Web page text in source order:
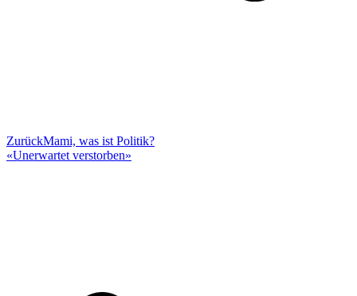
ZurückMami, was ist Politik?
«Unerwartet verstorben»